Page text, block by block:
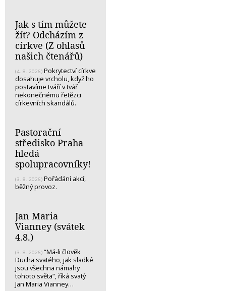
Jak s tím můžete
žít? Odcházím z
církve (Z ohlasů
našich čtenářů)
(4. 8. 2026) Pokrytectví církve
dosahuje vrcholu, když ho
postavíme tváří v tvář
nekonečnému řetězci
církevních skandálů.
Pastorační
středisko Praha
hledá
spolupracovníky!
(3. 8. 2026) Pořádání akcí,
běžný provoz.
Jan Maria
Vianney (svátek
4.8.)
(3. 8. 2026) “Má-li člověk
Ducha svatého, jak sladké
jsou všechna námahy
tohoto světa“, říká svatý
Jan Maria Vianney…